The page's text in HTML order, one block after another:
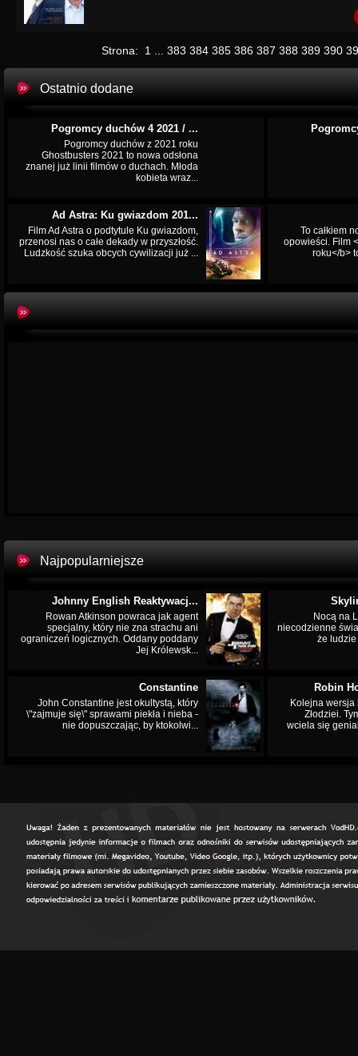
Strona: 1 383 384 385 386 387 388 389 390
Ostatnio dodane
Pogromcy duchów 4 2021 / ...
Pogromcy duchów z 2021 roku
Ghostbusters 2021 to nowa odsłona
znanej już linii filmów o duchach. Młoda
kobieta wraz...
Ad Astra: Ku gwiazdom 201...
Film Ad Astra o podtytule Ku gwiazdom,
przenosi nas o całe dekady w przyszłość.
Ludzkość szuka obcych cywilizacji już ...
To całkiem
opowieści. Film
roku</b>
Najpopularniejsze
Johnny English Reaktywacj...
Rowan Atkinson powraca jak agent
specjalny, który nie zna strachu ani
ograniczeń logicznych. Oddany poddany
Jej Królewsk...
Nocą na
niecodzienne
że
Constantine
John Constantine jest okultystą, który
\"zajmuje się\" sprawami piekła i nieba -
nie dopuszczając, by ktokolwi...
Robin
Kolejna wersja
Złodziei.
wciela się